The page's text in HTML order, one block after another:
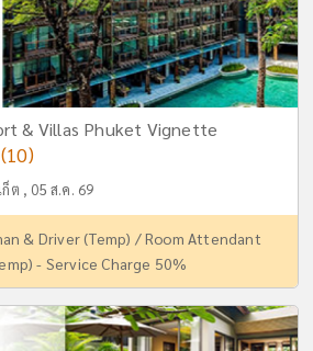
& Villas Phuket Vignette
(10)
ก็ต , 05 ส.ค. 69
& Driver (Temp) / Room Attendant
- Service Charge 50%